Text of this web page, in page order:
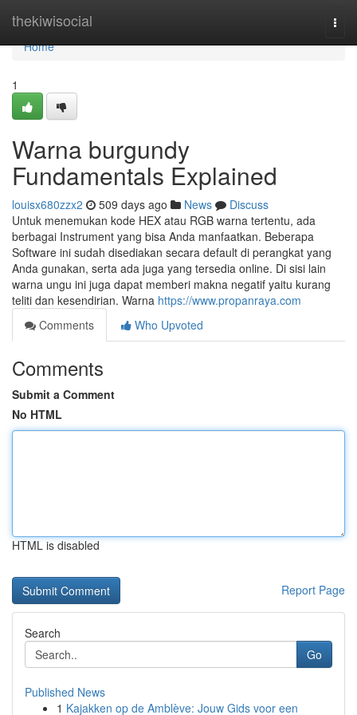
thekiwisocial
Home
Home
1
Warna burgundy
Fundamentals Explained
louisx680zzx2 509 days ago News
Discuss
Untuk menemukan kode HEX atau RGB warna tertentu, ada
berbagai Instrument yang bisa Anda manfaatkan. Beberapa
Software ini sudah disediakan secara default di perangkat yang
Anda gunakan, serta ada juga yang tersedia online. Di sisi lain
warna ungu ini juga dapat memberi makna negatif yaitu kurang
teliti dan kesendirian. Warna https://www.propanraya.com
Comments
Who Upvoted
Comments
Submit a Comment
No HTML
HTML is disabled
Report Page
Search
Go
Published News
1 Kajakken op de Amblève: Jouw Gids voor een